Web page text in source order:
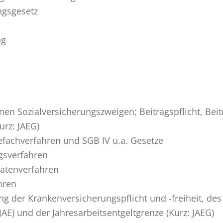
Sozialversicherungszweigen; Beitragspflicht,
JAEG)
und SGB IV u.a. Gesetze
der Krankenversicherungspflicht und -freiheit,
und der Jahresarbeitsentgeltgrenze (Kurz: JAEG)